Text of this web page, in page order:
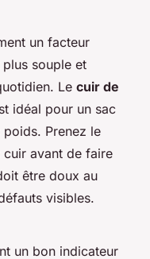
un facteur
plus souple et
Le cuir de
idéal pour un sac
Prenez le
avant de faire
être doux au
visibles.
un bon indicateur